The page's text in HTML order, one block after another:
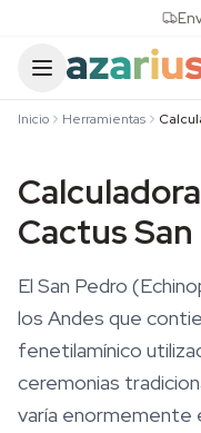
Inicio Herramientas
Cactus
El San Pedro
los Andes que
fenetilamínico
ceremonias
varía enormemente